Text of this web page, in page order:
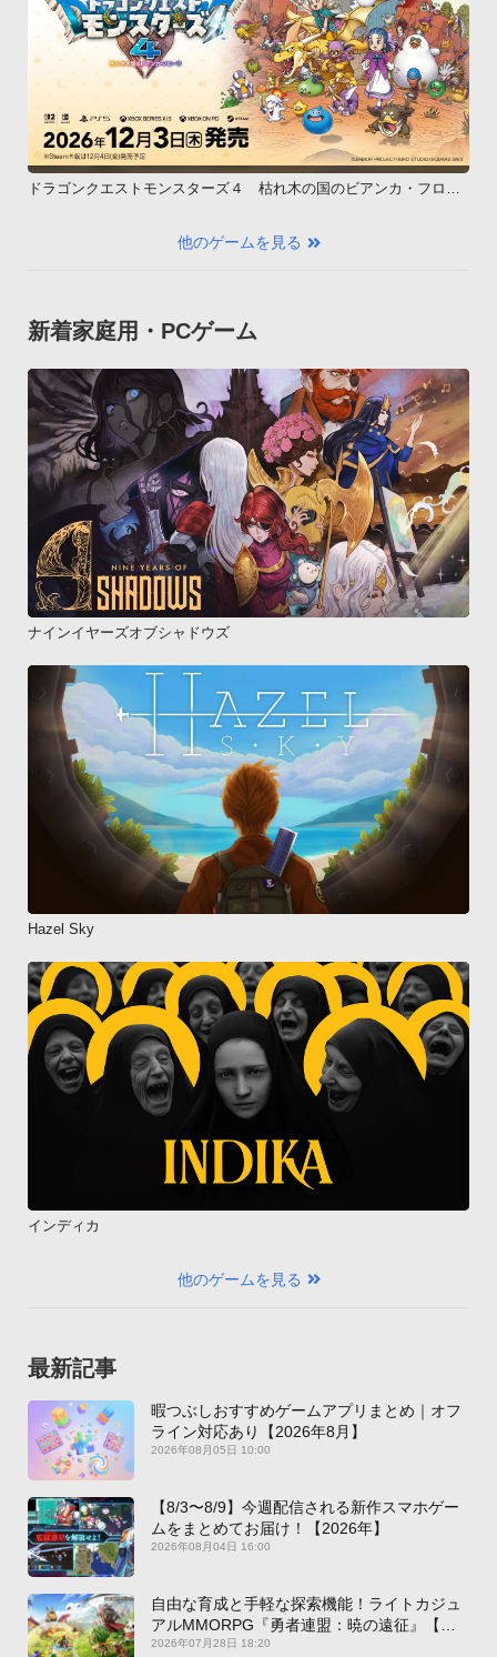
ドラゴンクエストモンスターズ４ 枯れ木の国のビアンカ・フロー
他のゲームを見る
新着家庭用・PCゲーム
ナインイヤーズオブシャドウズ
Hazel Sky
インディカ
他のゲームを見る
最新記事
暇つぶしおすすめゲームアプリまとめ｜オフ
ライン対応あり【2026年8月】
2026年08月05日 10:00
【8/3〜8/9】今週配信される新作スマホゲー
ムをまとめてお届け！【2026年】
2026年08月04日 16:00
自由な育成と手軽な探索機能！ライトカジュ
アルMMORPG『勇者連盟：暁の遠征』【最
新作PICKUP】
2026年07月28日 18:20